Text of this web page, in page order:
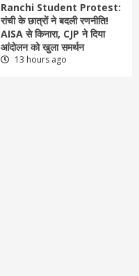
Ranchi Student Protest:
रांची के छात्रों ने बदली रणनीति!
AISA से किनारा, CJP ने दिया
आंदोलन को खुला समर्थन
13 hours ago